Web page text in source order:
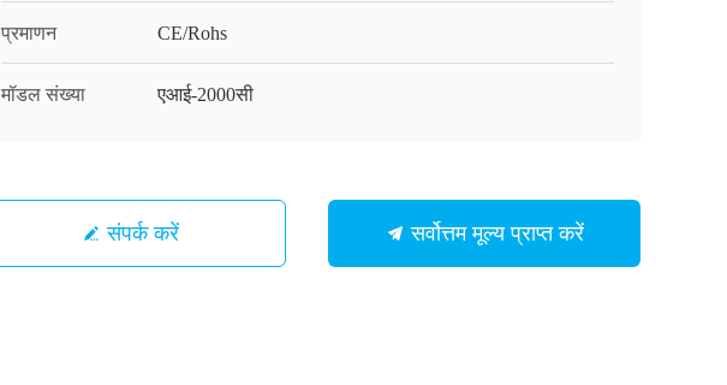
प्रमाणन CE/Rohs
मॉडल संख्या एआई-2000सी
संपर्क करें सर्वोत्तम मूल्य प्राप्त करें